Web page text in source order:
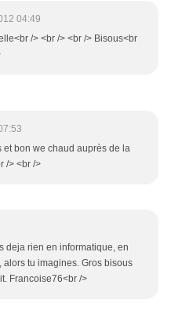
04:49
/> <br /> <br /> Bisous<br
et bon we chaud auprès de la
/> <br />
deja rien en informatique, en
tu imagines. Gros bisous
Francoise76<br />